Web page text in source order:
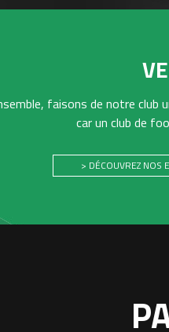
faisons de notre club
car un club de
> DÉCOUVREZ NOS